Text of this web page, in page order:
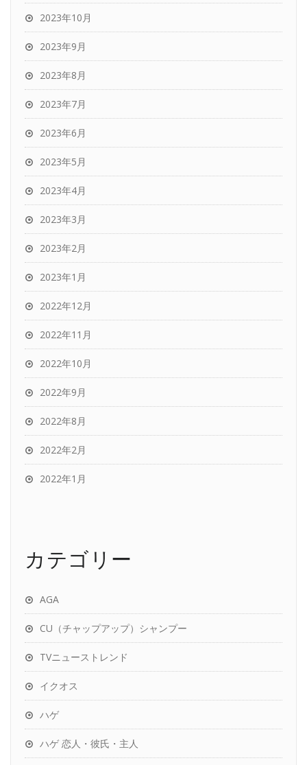
2023年10月
2023年9月
2023年8月
2023年7月
2023年6月
2023年5月
2023年4月
2023年3月
2023年2月
2023年1月
2022年12月
2022年11月
2022年10月
2022年9月
2022年8月
2022年2月
2022年1月
カテゴリー
AGA
CU（チャップアップ）シャンプー
TVニューストレンド
イクオス
ハゲ
ハゲ 恋人・彼氏・主人